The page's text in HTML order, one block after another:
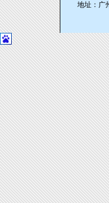
地址：广